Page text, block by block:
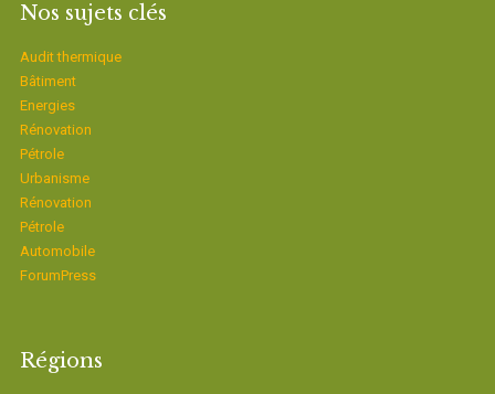
Nos sujets clés
Audit thermique
Bâtiment
Energies
Rénovation
Pétrole
Urbanisme
Rénovation
Pétrole
Automobile
ForumPress
Régions